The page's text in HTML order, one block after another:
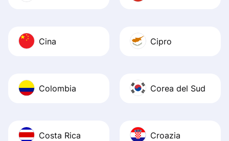
Cina Cipro
Colombia Corea del Sud
Costa Rica Croazia